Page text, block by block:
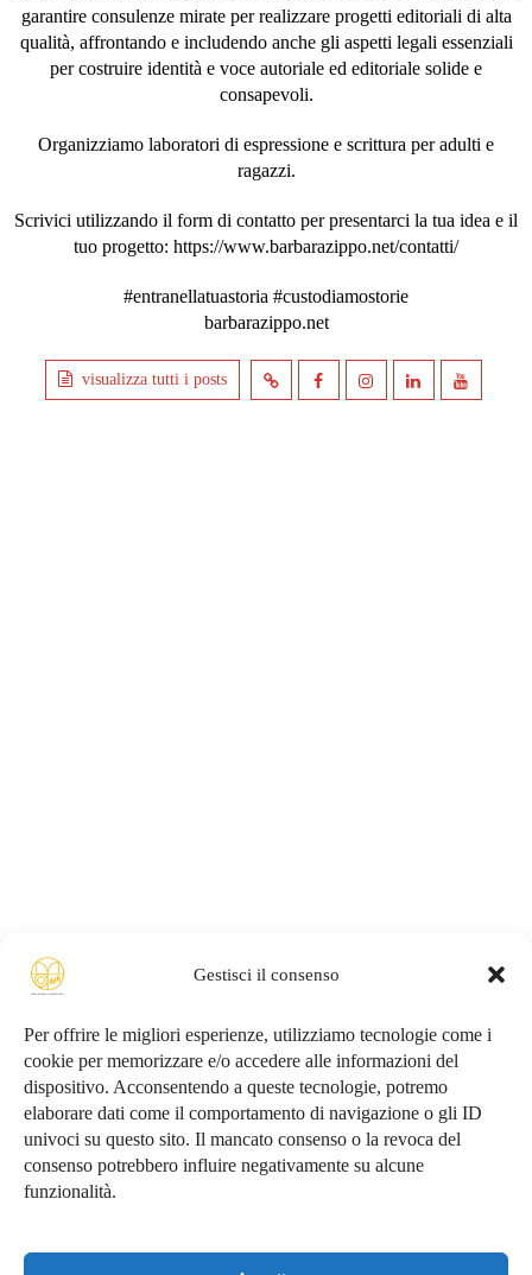
Gestisci il consenso
Per offrire le migliori esperienze, utilizziamo tecnologie come i
cookie per memorizzare e/o accedere alle informazioni del
dispositivo. Acconsentendo a queste tecnologie, potremo
elaborare dati come il comportamento di navigazione o gli ID
univoci su questo sito. Il mancato consenso o la revoca del
consenso potrebbero influire negativamente su alcune
funzionalità.
garantire consulenze mirate per realizzare progetti editoriali di alta
qualità, affrontando e includendo anche gli aspetti legali essenziali
per costruire identità e voce autoriale ed editoriale solide e
consapevoli.
Organizziamo laboratori di espressione e scrittura per adulti e
ragazzi.
Scrivici utilizzando il form di contatto per presentarci la tua idea e il
tuo progetto: https://www.barbarazippo.net/contatti/
#entranellatuastoria #custodiamostorie
barbarazippo.net
visualizza tutti i posts
Conosciamoci